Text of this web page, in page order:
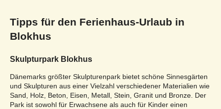
Tipps für den Ferienhaus-Urlaub in
Blokhus
Skulpturpark Blokhus
Dänemarks größter Skulpturenpark bietet schöne Sinnesgärten
und Skulpturen aus einer Vielzahl verschiedener Materialien wie
Sand, Holz, Beton, Eisen, Metall, Stein, Granit und Bronze. Der
Park ist sowohl für Erwachsene als auch für Kinder einen